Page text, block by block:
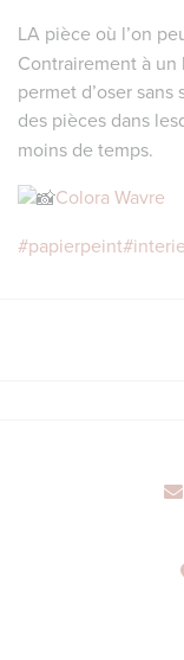
LA pièce où l’on
Contrairement à
permet d’oser
des pièces dans
moins de temps.
Colora Wavre
#papierpeint